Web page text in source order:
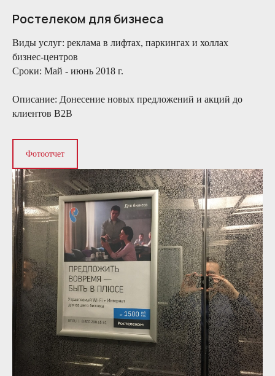
Ростелеком для бизнеса
Виды услуг: реклама в лифтах, паркингах и холлах
бизнес-центров
Сроки: Май - июнь 2018 г.
Описание: Донесение новых предложений и акций до
клиентов B2B
Фотоотчет